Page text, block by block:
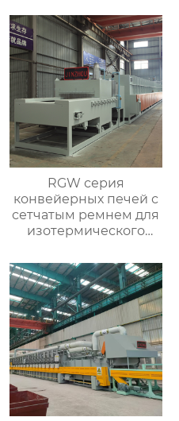
RGW серия
конвейерных печей с
сетчатым ремнем для
изотермического
непрерывном
процессе